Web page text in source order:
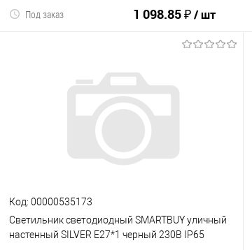
круглый (1/20) (SBL-WLBK4-2E27)1 098.85 ₽/ шт
Под заказ
В корзину
В избранное
Код: 00000535173
Светильник светодиодный SMARTBUY уличный
настенный SILVER E27*1 черный 230В IP65